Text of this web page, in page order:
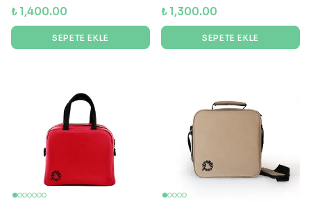
₺ 1,400.00
SEPETE EKLE
₺ 1,300.00
SEPETE EKLE